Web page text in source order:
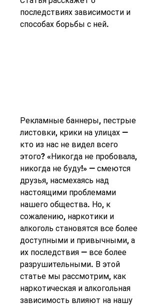
последствиях зависимости и
способах борьбы с ней.
Рекламные баннеры, пестрые
листовки, крики на улицах —
кто из нас не видел всего
этого? «Никогда не пробовала,
никогда не буду!» — смеются
друзья, насмехаясь над
настоящими проблемами
нашего общества. Но, к
сожалению, наркотики и
алкоголь становятся все более
доступными и привычными, а
их последствия — все более
разрушительными. В этой
статье мы рассмотрим, как
наркотическая и алкогольная
зависимость влияют на нашу